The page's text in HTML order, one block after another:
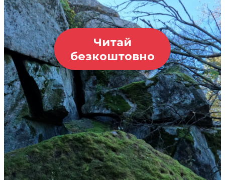
Читай
безкоштовно